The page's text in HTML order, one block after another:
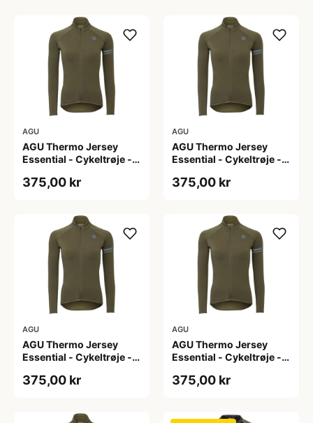
AGU
AGU Thermo Jersey
Essential - Cykeltrøje -
L
375,00 kr
AGU
AGU Thermo Jersey
Essential - Cykeltrøje -
M
375,00 kr
AGU
AGU Thermo Jersey
Essential - Cykeltrøje -
S
375,00 kr
AGU
AGU Thermo Jersey
Essential - Cykeltrøje -
XL
375,00 kr